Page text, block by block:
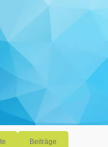
Beiträge